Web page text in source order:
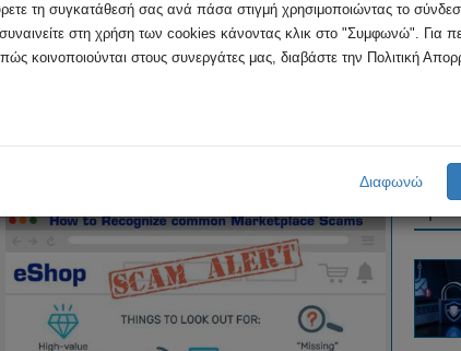
τύπου ...
μέσω ιστοσελίδων τύπου
τη συγκατάθεσή σας ανά πάσα στιγμή χρησιμοποιώντας το
στη χρήση των cookies κάνοντας κλικ στο "Συμφωνώ". Για
κοινοποιούνται στους συνεργάτες μας, διαβάστε την Πολιτική
Διαφωνώ